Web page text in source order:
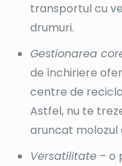
transportul cu
drumuri.
Gestionarea
de închiriere
centre de
Astfel, nu te
aruncat molozul
Versatilitate – o